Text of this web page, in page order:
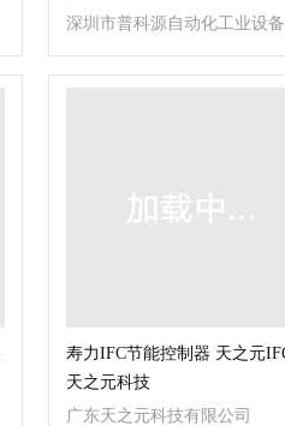
深圳市普科源自动化工业设备
有限公司
寿力IFC节能控制器 天之元
天之元科技
广东天之元科技有限公司